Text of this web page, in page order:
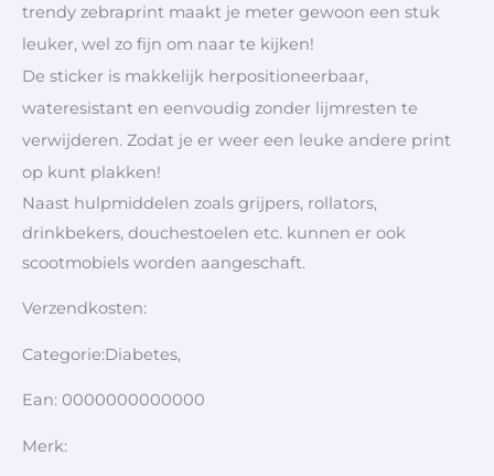
trendy zebraprint maakt je meter gewoon een stuk
leuker, wel zo fijn om naar te kijken!
De sticker is makkelijk herpositioneerbaar,
wateresistant en eenvoudig zonder lijmresten te
verwijderen. Zodat je er weer een leuke andere print
op kunt plakken!
Naast hulpmiddelen zoals grijpers, rollators,
drinkbekers, douchestoelen etc. kunnen er ook
scootmobiels worden aangeschaft.
Verzendkosten:
Categorie:Diabetes,
Ean: 0000000000000
Merk: